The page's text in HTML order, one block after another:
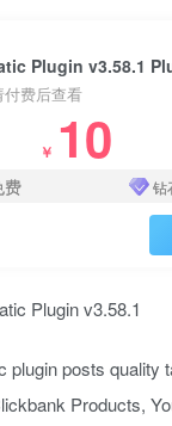
Plugin v3.58.1
付费后查看
￥ 10
费 钻
plugin posts quality
Products,